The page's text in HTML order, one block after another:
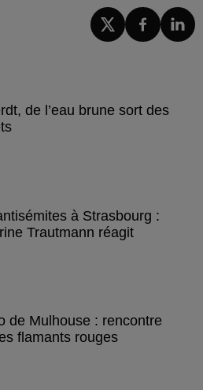
de l’eau brune sort des
à Strasbourg :
Trautmann réagit
de Mulhouse : rencontre
flamants rouges